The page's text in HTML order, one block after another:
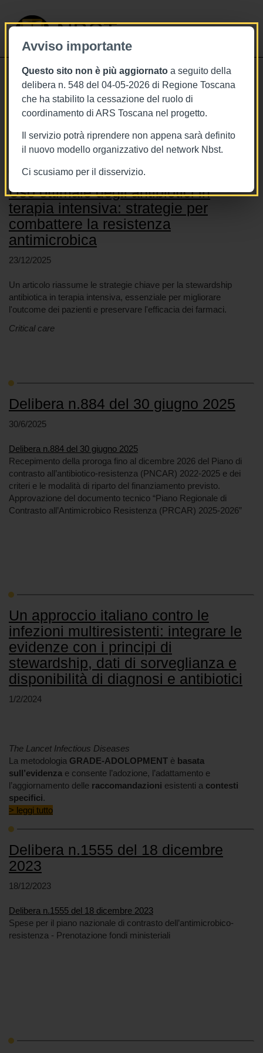
Avviso importante
Questo sito non è più aggiornato a seguito della
delibera n. 548 del 04-05-2026 di Regione Toscana
che ha stabilito la cessazione del ruolo di
coordinamento di ARS Toscana nel progetto.
Il servizio potrà riprendere non appena sarà definito
il nuovo modello organizzativo del network Nbst.
Ci scusiamo per il disservizio.
NBST
Stai visualizzando gli articoli relativi
a: Antibiotico-resistenza
Uso ottimale degli antibiotici in
terapia intensiva: strategie per
combattere la resistenza
antimicrobica
23/12/2025
Un articolo riassume le strategie chiave per la stewardship
antibiotica in terapia intensiva, essenziale per migliorare
l'outcome dei pazienti e preservare l'efficacia dei farmaci.
Critical care
Delibera n.884 del 30 giugno 2025
30/6/2025
Delibera n.884 del 30 giugno 2025
Recepimento della proroga fino al dicembre 2026 del Piano di
contrasto all’antibiotico-resistenza (PNCAR) 2022-2025 e dei
criteri e le modalità di riparto del finanziamento previsto.
Approvazione del documento tecnico “Piano Regionale di
Contrasto all’Antimicrobico Resistenza (PRCAR) 2025-2026”
Un approccio italiano contro le
infezioni multiresistenti: integrare le
evidenze con i principi di
stewardship, dati di sorveglianza e
disponibilità di diagnosi e antibiotici
1/2/2024
The Lancet Infectious Diseases
La metodologia GRADE-ADOLOPMENT è basata
sull’evidenza e consente l’adozione, l’adattamento e
l’aggiornamento delle raccomandazioni esistenti a contesti
specifici.
> leggi tutto
Delibera n.1555 del 18 dicembre
2023
18/12/2023
Delibera n.1555 del 18 dicembre 2023
Spese per il piano nazionale di contrasto dell’antimicrobico-
resistenza - Prenotazione fondi ministeriali